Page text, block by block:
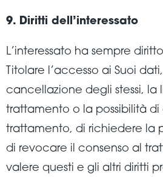
9. Diritti dell’interessato
L’interessato ha sempre
Titolare l’accesso ai Suoi
cancellazione degli stessi, la
trattamento o la possibilità di
trattamento, di richiedere la
di revocare il consenso al
valere questi e gli altri diritti